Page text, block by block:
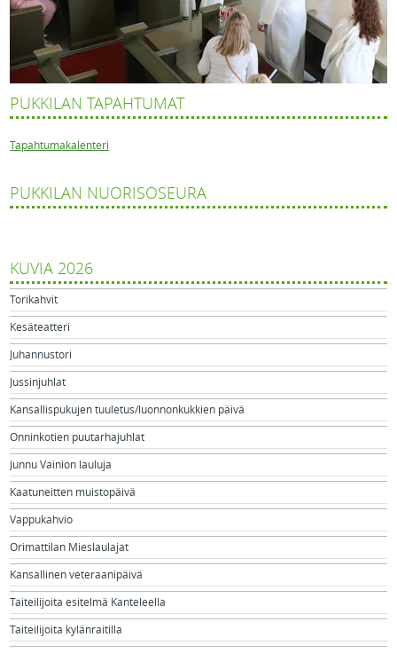
PUKKILAN TAPAHTUMAT
Tapahtumakalenteri
PUKKILAN NUORISOSEURA
KUVIA 2026
Torikahvit
Kesäteatteri
Juhannustori
Jussinjuhlat
Kansallispukujen tuuletus/luonnonkukkien päivä
Onninkotien puutarhajuhlat
Junnu Vainion lauluja
Kaatuneitten muistopäivä
Vappukahvio
Orimattilan Mieslaulajat
Kansallinen veteraanipäivä
Taiteilijoita esitelmä Kanteleella
Taiteilijoita kylänraitilla